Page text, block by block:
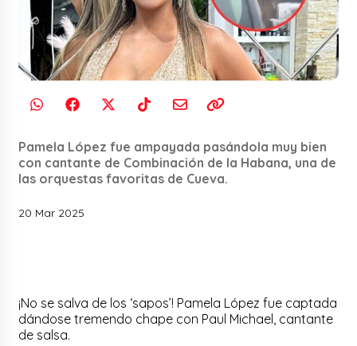
Pamela López fue ampayada pasándola muy bien
con cantante de Combinación de la Habana, una de
las orquestas favoritas de Cueva.
20 Mar 2025
¡No se salva de los ‘sapos’! Pamela López fue captada
dándose tremendo chape con Paul Michael, cantante
de salsa.